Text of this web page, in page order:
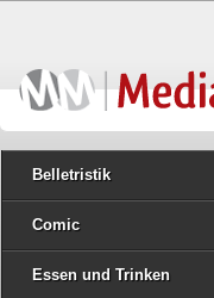
Belletristik
Comic
Essen und Trinken